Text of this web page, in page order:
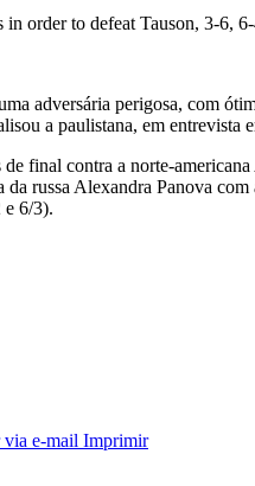
order to defeat Tauson, 3-6,
adversária perigosa, com
a paulistana, em entrevista
final contra a norte-
russa Alexandra Panova
e 6/3).
e-mail Imprimir